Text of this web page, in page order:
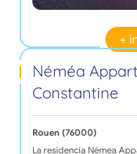
+
Néméa
Constantine
Rouen (76000)
La residencia Némea